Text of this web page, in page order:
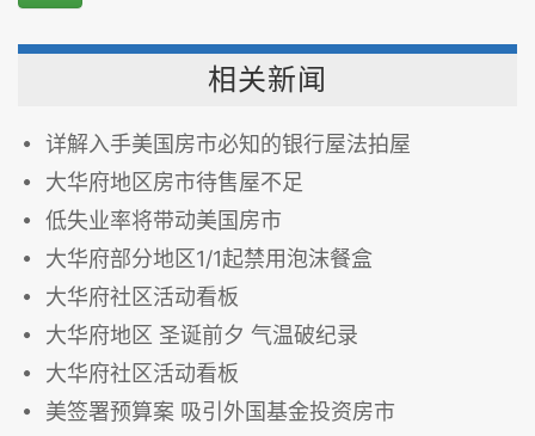
相关新闻
详解入手美国房市必知的银行屋法拍屋
大华府地区房市待售屋不足
低失业率将带动美国房市
大华府部分地区1/1起禁用泡沫餐盒
大华府社区活动看板
大华府地区 圣诞前夕 气温破纪录
大华府社区活动看板
美签署预算案 吸引外国基金投资房市